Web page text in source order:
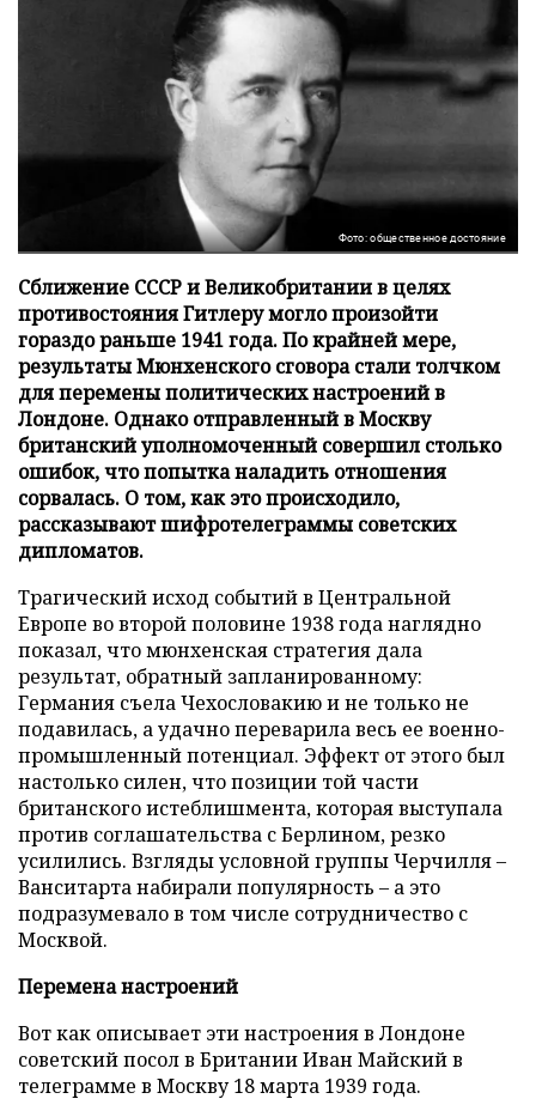
Фото: общественное достояние
Сближение СССР и Великобритании в целях
противостояния Гитлеру могло произойти
гораздо раньше 1941 года. По крайней мере,
результаты Мюнхенского сговора стали толчком
для перемены политических настроений в
Лондоне. Однако отправленный в Москву
британский уполномоченный совершил столько
ошибок, что попытка наладить отношения
сорвалась. О том, как это происходило,
рассказывают шифротелеграммы советских
дипломатов.
Трагический исход событий в Центральной
Европе во второй половине 1938 года наглядно
показал, что мюнхенская стратегия дала
результат, обратный запланированному:
Германия съела Чехословакию и не только не
подавилась, а удачно переварила весь ее военно-
промышленный потенциал. Эффект от этого был
настолько силен, что позиции той части
британского истеблишмента, которая выступала
против соглашательства с Берлином, резко
усилились. Взгляды условной группы Черчилля –
Ванситарта набирали популярность – а это
подразумевало в том числе сотрудничество с
Москвой.
Перемена настроений
Вот как описывает эти настроения в Лондоне
советский посол в Британии Иван Майский в
телеграмме в Москву 18 марта 1939 года.